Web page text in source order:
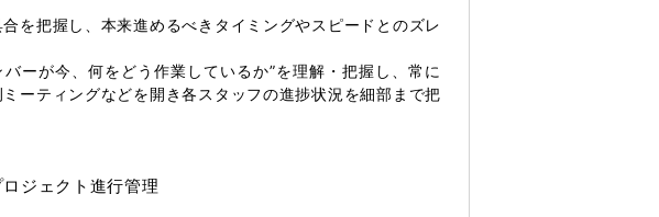
を把握し、本来進めるべきタイミングやスピードとのズレ
ーが今、何をどう作業しているか”を理解・把握し、常に
ーティングなどを開き各スタッフの進捗状況を細部まで把
ジェクト進行管理